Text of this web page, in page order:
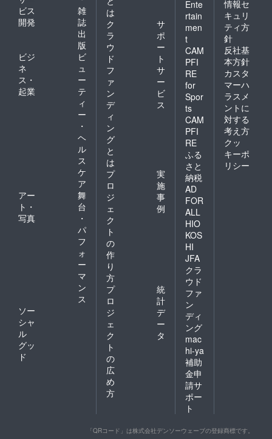
ビス
開発
雑
誌
出
版
ビジ
ネ
ス・
起業
ビ
ュ
ー
テ
ィ
ー
・
ヘ
ル
ス
ケ
ア
アー
ト・
写真
舞
台
・
パ
フ
ォ
ー
マ
ン
ス
ソー
シャ
ル
グッ
ド
は
ク
ラ
ウ
ド
フ
ァ
ン
デ
ィ
ン
グ
と
は
サ
ポ
ー
ト
サ
ー
ビ
ス
プ
ロ
ジ
ェ
ク
ト
の
作
り
方
実
施
事
例
プ
ロ
ジ
ェ
ク
ト
の
広
め
方
統
計
デ
ー
タ
Ente
rtain
men
t
CAM
PFI
RE
for
Spor
ts
CAM
PFI
RE
ふる
さと
納税
AD
FOR
ALL
HIO
KOS
HI
JFA
クラ
ウド
ファ
ン
ディ
ング
mac
hi-ya
補助
金申
請サ
ポー
ト
情報セ
キュリ
ティ方
針
反社基
本方針
カスタ
マーハ
ラスメ
ントに
対する
考え方
クッ
キーポ
リシー
「QRコード」は株式会社デンソーウェーブの登録商標です。